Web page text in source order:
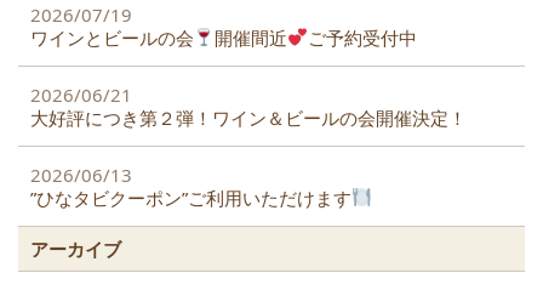
2026/07/19
ワインとビールの会
開催間近 ご予約受付中
2026/06/21
大好評につき第２弾！ワイン＆ビールの会開催決定！
2026/06/13
”ひなタビクーポン”ご利用いただけます
アーカイブ